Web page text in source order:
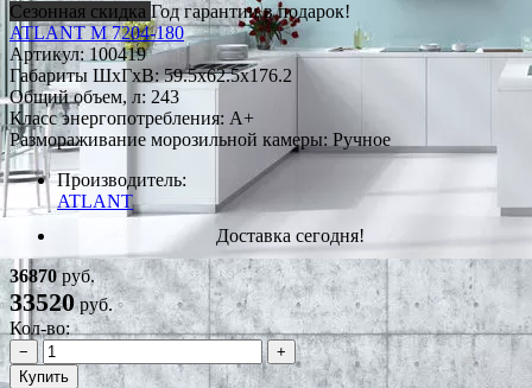
Сезонная скидка Год гарантии в подарок!
ATLANT М 7204-180
Артикул: 100419
Габариты ШxГxВ: 59.5x62.5x176.2
Общий объем, л: 243
Класс энергопотребления: A+
Размораживание морозильной камеры: Ручное
Производитель:
ATLANT
Доставка сегодня!
36870руб.
33520руб.
Кол-во:
−
+
Купить